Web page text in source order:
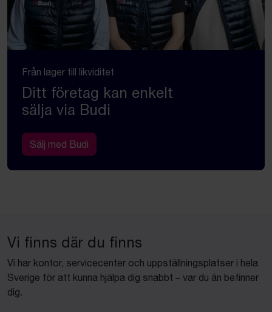
Från lager till likviditet
Ditt företag kan enkelt
sälja via Budi
Sälj med Budi
Vi finns där du finns
Vi har kontor, servicecenter och uppställningsplatser i hela
Sverige för att kunna hjälpa dig snabbt – var du än befinner
dig.